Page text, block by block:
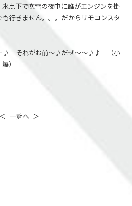
点下で吹雪の夜中に誰がエンジンを掛
行きません。。。だからリモコンスタ
ー♪ それがお前～♪だぜ～～♪♪ （小
）
＜ 一覧へ ＞